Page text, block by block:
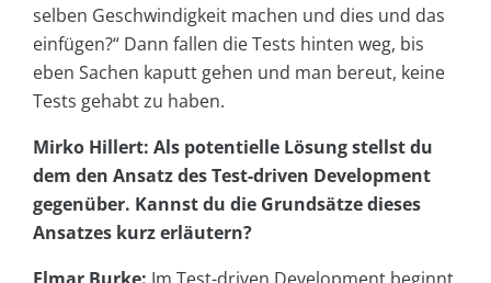
selben Geschwindigkeit machen und dies und das
einfügen?“ Dann fallen die Tests hinten weg, bis
eben Sachen kaputt gehen und man bereut, keine
Tests gehabt zu haben.
Mirko Hillert: Als potentielle Lösung stellst du
dem den Ansatz des Test-driven Development
gegenüber. Kannst du die Grundsätze dieses
Ansatzes kurz erläutern?